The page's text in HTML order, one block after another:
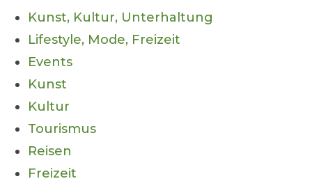
Kunst, Kultur, Unterhaltung
Lifestyle, Mode, Freizeit
Events
Kunst
Kultur
Tourismus
Reisen
Freizeit